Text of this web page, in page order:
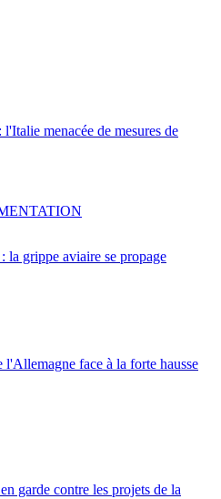
menacée de mesures de
la grippe aviaire se propage
l'Allemagne face à la forte hausse
garde contre les projets de la